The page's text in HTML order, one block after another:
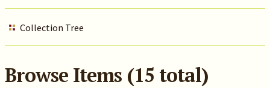
Collection Tree
Browse Items (15 total)